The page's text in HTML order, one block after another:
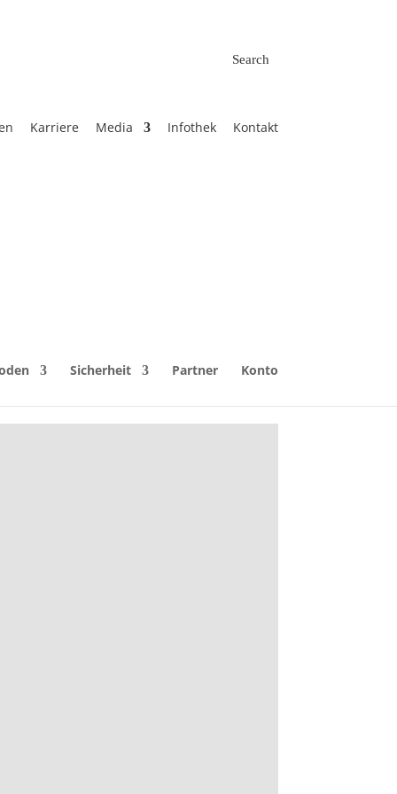
Search
Karriere Media Infothek Kontakt
Sicherheit Partner Konto